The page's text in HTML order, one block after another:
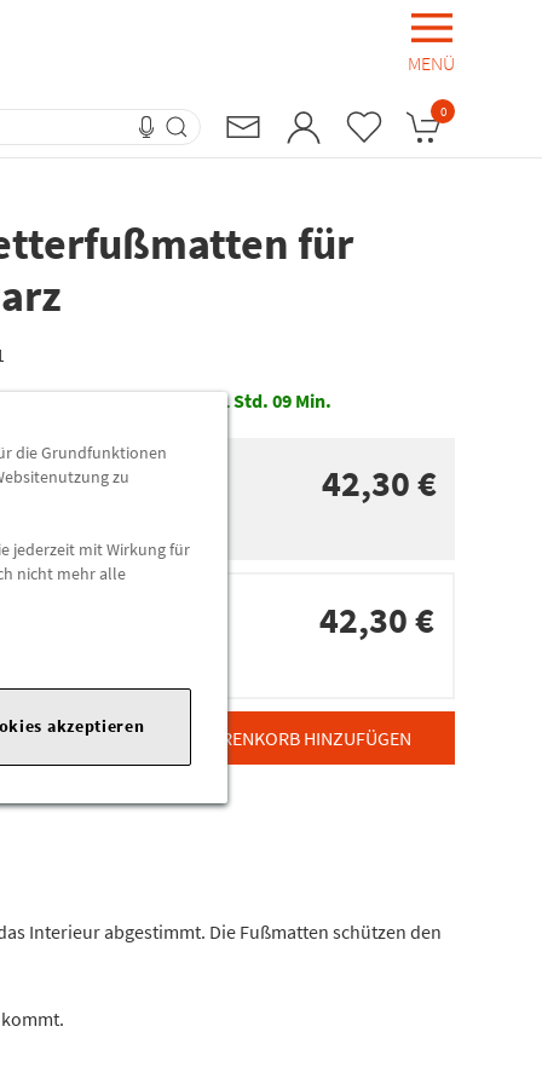
MENÜ
0
für
41Std. 09 Min.
42,30 €
42,30 €
ZUM WARENKORB HINZUFÜGEN
Interieur abgestimmt. Die Fußmatten schützen den
die Grundfunktionen
zu
jederzeit mit Wirkung für
nicht mehr alle
akzeptieren